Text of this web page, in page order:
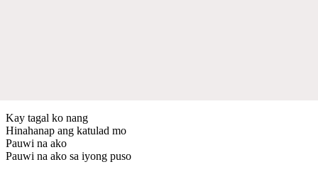
Kay tagal ko nang
Hinahanap ang katulad mo
Pauwi na ako
Pauwi na ako sa iyong puso